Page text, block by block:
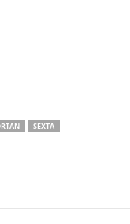
SEXTA